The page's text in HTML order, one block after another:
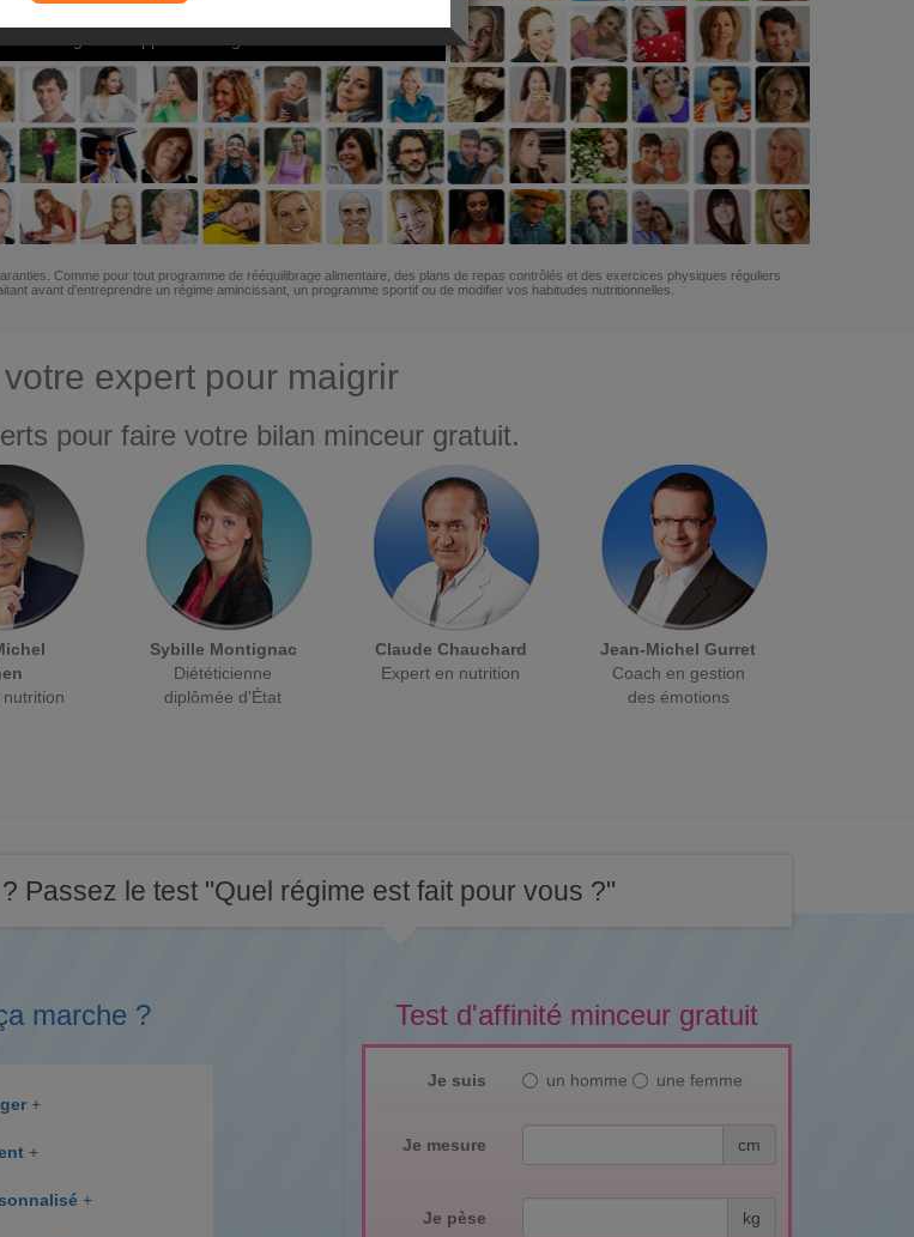
Comme pour tout programme de rééquilibrage alimentaire, des plans de repas contrôlés et des exercices physiques réguliers
avant d'entreprendre un régime amincissant, un programme sportif ou de modifier vos habitudes nutritionnelles.
expert pour maigrir
pour faire votre bilan minceur gratuit.
Sybille Montignac
Diététicienne
diplômée d'État
Claude Chauchard
Expert en nutrition
Jean-Michel Gurret
Coach en gestion
des émotions
Passez le test "Quel régime est fait pour vous ?"
Test d'affinité minceur gratuit
Je suis un homme une femme
Je mesure cm
Je pèse kg
marche ?
+
+
+